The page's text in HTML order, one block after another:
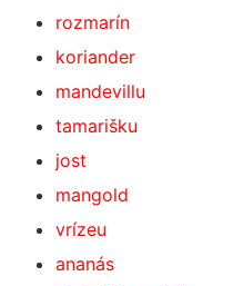
rozmarín
koriander
mandevillu
tamarišku
jost
mangold
vrízeu
ananás